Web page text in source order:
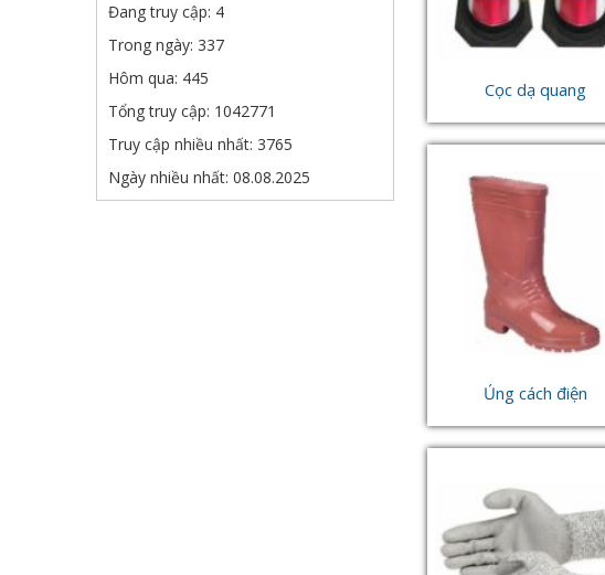
Cọc dạ quang
Ủng cách điện
Đang truy cập: 4
Trong ngày: 337
Hôm qua: 445
Tổng truy cập: 1042771
Truy cập nhiều nhất: 3765
Ngày nhiều nhất: 08.08.2025